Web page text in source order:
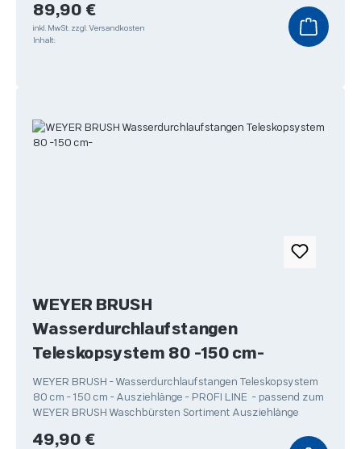
Regulärer Preis:
89,90 €
inkl. MwSt. zzgl. Versandkosten
Inhalt:
WEYER BRUSH
Wasserdurchlaufstangen
Teleskopsystem 80 -150 cm-
WEYER BRUSH - Wasserdurchlaufstangen Teleskopsystem
80 cm - 150 cm - Ausziehlänge - PROFI LINE - passend zum
WEYER BRUSH Waschbürsten Sortiment Ausziehlänge
Regulärer Preis:
49,90 €